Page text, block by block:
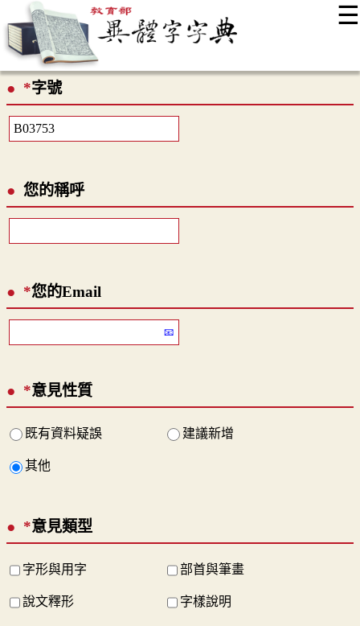
☰
最新消息
*字號
您的稱呼
*您的Email
*意見性質
既有資料疑誤 建議新增
其他
*意見類型
字形與用字 部首與筆畫
說文釋形 字樣說明